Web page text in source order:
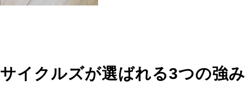
サイクルズが選ばれる3つの強み